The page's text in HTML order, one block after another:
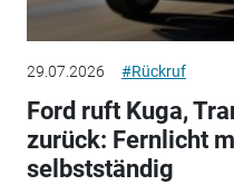
29.07.2026 #Rückruf
Ford ruft Kuga,
zurück: Fernlicht
selbstständig